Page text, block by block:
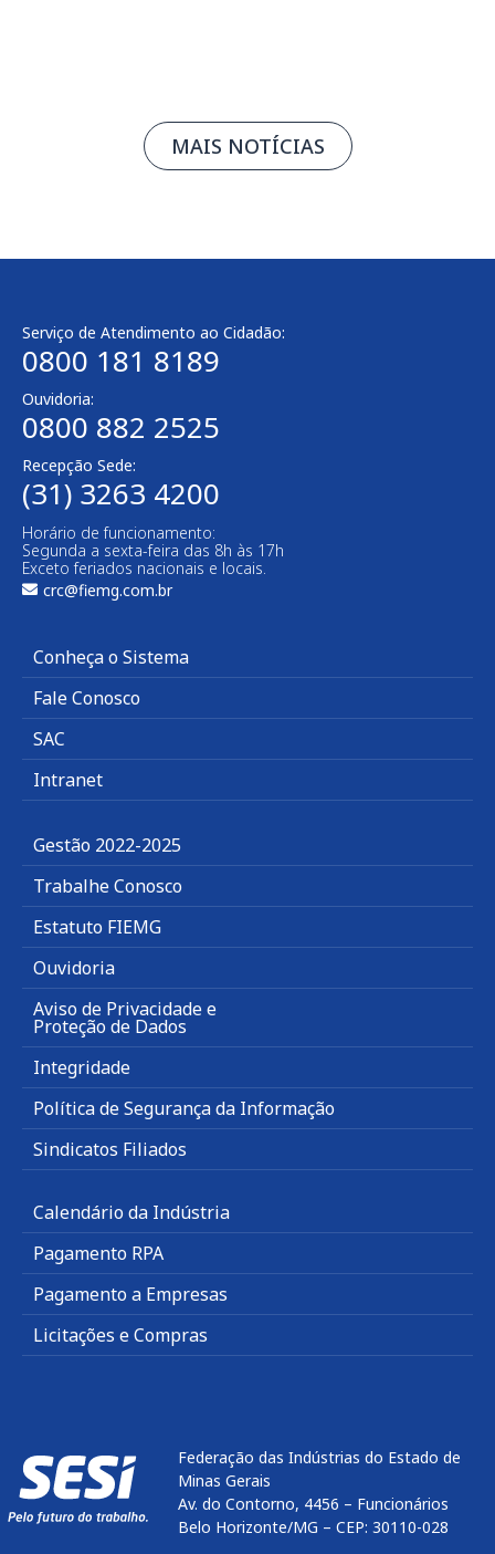
MAIS NOTÍCIAS
Serviço de Atendimento ao Cidadão:
0800 181 8189
Ouvidoria:
0800 882 2525
Recepção Sede:
(31) 3263 4200
Horário de funcionamento:
Segunda a sexta-feira das 8h às 17h
Exceto feriados nacionais e locais.
crc@fiemg.com.br
Conheça o Sistema
Fale Conosco
SAC
Intranet
Gestão 2022-2025
Trabalhe Conosco
Estatuto FIEMG
Ouvidoria
Aviso de Privacidade e
Proteção de Dados
Integridade
Política de Segurança da Informação
Sindicatos Filiados
Calendário da Indústria
Pagamento RPA
Pagamento a Empresas
Licitações e Compras
Federação das Indústrias do Estado de
Minas Gerais
Av. do Contorno, 4456 – Funcionários
Belo Horizonte/MG – CEP: 30110-028